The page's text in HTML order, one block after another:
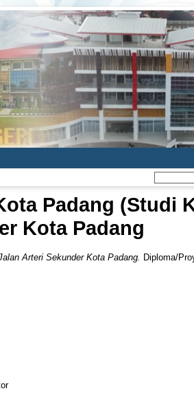
Padang (Studi
Kota Padang
Arteri Sekunder Kota Padang.
Diploma/